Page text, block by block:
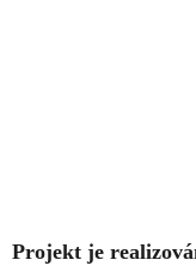
Projekt je